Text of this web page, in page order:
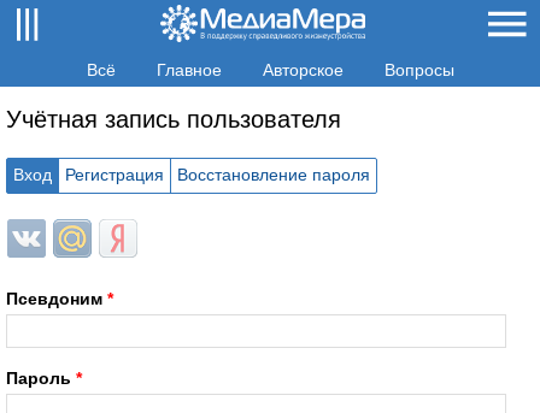
Всё Главное Авторское Вопросы
Учётная запись пользователя
Вход Регистрация Восстановление пароля
Login with ВКонтакте
Login with Mail.ru
Login with Яндекс
Псевдоним *
Пароль *